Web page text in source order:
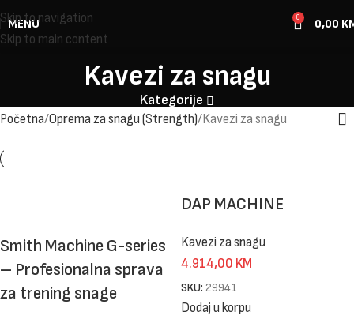
Skip to navigation
Skip to main content
MENU 0 0,00
Kavezi za snagu
Kategorije
Početna Oprema za snagu (Strength) Kavezi za snagu
Smith Machine G-series
– Profesionalna sprava
za trening snage
DAP MACHINE
Kavezi za snagu
4.914,00 KM
SKU: 29941
Dodaj u korpu